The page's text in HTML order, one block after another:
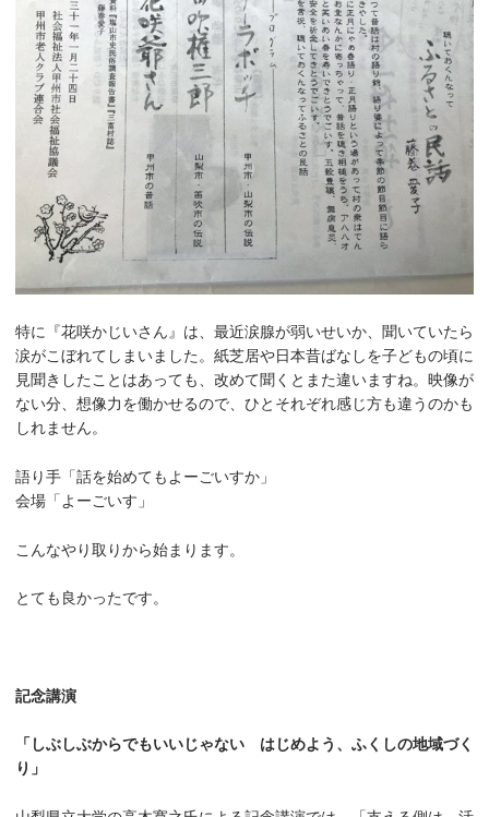
特に『花咲かじいさん』は、最近涙腺が弱いせいか、聞いていたら
涙がこぼれてしまいました。紙芝居や日本昔ばなしを子どもの頃に
見聞きしたことはあっても、改めて聞くとまた違いますね。映像が
ない分、想像力を働かせるので、ひとそれぞれ感じ方も違うのかも
しれません。
語り手「話を始めてもよーごいすか」
会場「よーごいす」
こんなやり取りから始まります。
とても良かったです。
記念講演
「しぶしぶからでもいいじゃない はじめよう、ふくしの地域づく
り」